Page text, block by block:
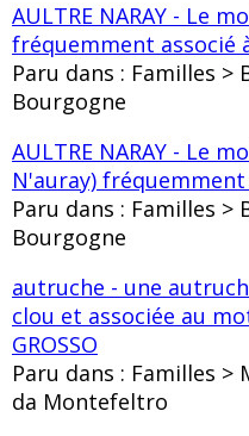
AULTRE NARAY - Le
fréquemment associé
Paru dans : Familles >
Bourgogne
AULTRE NARAY - Le
N'auray)
Paru dans : Familles >
Bourgogne
autruche - une
clou et associée au
GROSSO
Paru dans : Familles
da Montefeltro